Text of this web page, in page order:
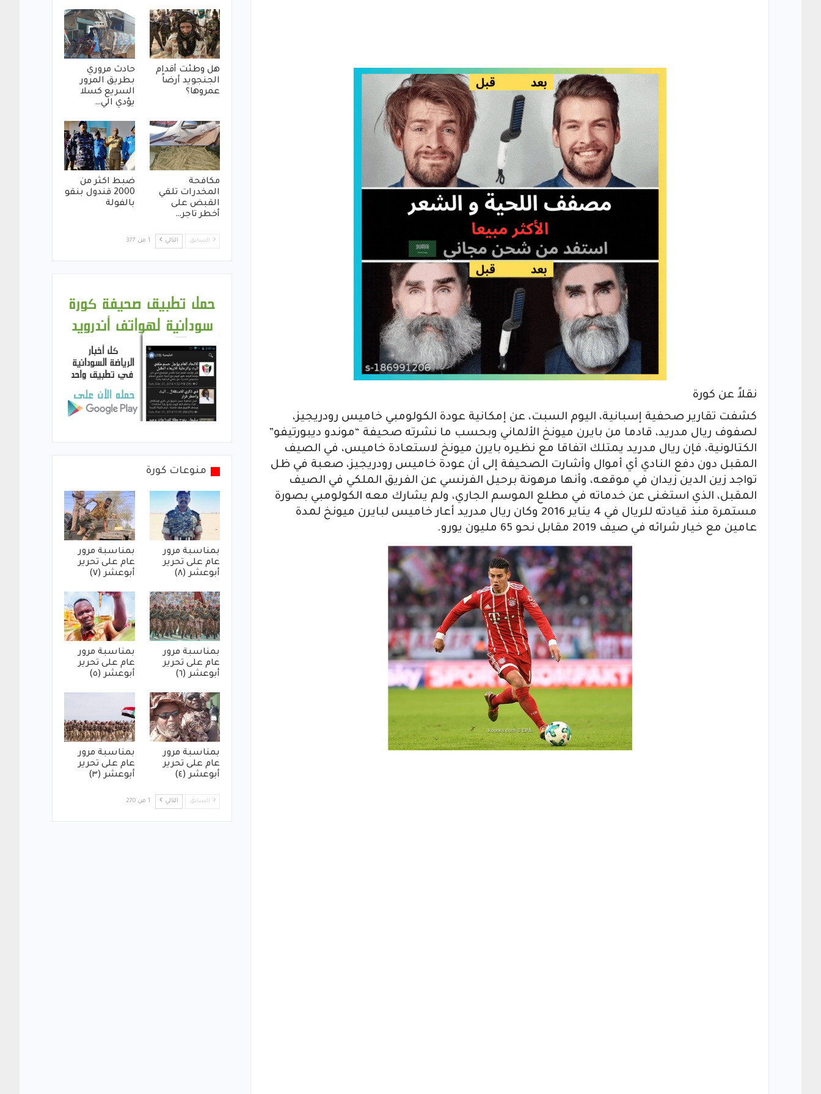
نقلاً عن كورة
كشفت تقارير صحفية إسبانية، اليوم السبت، عن إمكانية عودة الكولومبي خاميس رودريجيز،
لصفوف ريال مدريد، قادما من بايرن ميونخ الألماني وبحسب ما نشرته صحيفة “موندو ديبورتيفو”
الكتالونية، فإن ريال مدريد يمتلك اتفاقا مع نظيره بايرن ميونخ لاستعادة خاميس، في الصيف
المقبل دون دفع النادي أي أموال وأشارت الصحيفة إلى أن عودة خاميس رودريجيز، صعبة في ظل
تواجد زين الدين زيدان في موقعه، وأنها مرهونة برحيل الفرنسي عن الفريق الملكي في الصيف
المقبل، الذي استغنى عن خدماته في مطلع الموسم الجاري، ولم يشارك معه الكولومبي بصورة
مستمرة منذ قيادته للريال في 4 يناير 2016 وكان ريال مدريد أعار خاميس لبايرن ميونخ لمدة
عامين مع خيار شرائه في صيف 2019 مقابل نحو 65 مليون يورو.
هل وطئت أقدام
الجنجويد أرضاً
عمروها؟
حادث مروري
بطريق المرور
السريع كسلا
يؤدي الي…
مكافحة
المخدرات تلقي
القبض على
أخطر تاجر…
ضبط اكثر من
2000 قندول بنقو
بالفولة
السابق التالي 1 من 377
منوعات كورة
بمناسبة مرور
عام على تحرير
أبوعشر (٨)
بمناسبة مرور
عام على تحرير
أبوعشر (٧)
بمناسبة مرور
عام على تحرير
أبوعشر (٦)
بمناسبة مرور
عام على تحرير
أبوعشر (٥)
بمناسبة مرور
عام على تحرير
أبوعشر (٤)
بمناسبة مرور
عام على تحرير
أبوعشر (٣)
السابق التالي 1 من 270